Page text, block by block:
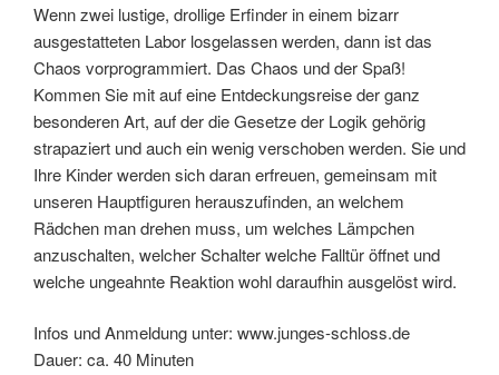
Wenn zwei lustige, drollige Erfinder in einem bizarr
ausgestatteten Labor losgelassen werden, dann ist das
Chaos vorprogrammiert. Das Chaos und der Spaß!
Kommen Sie mit auf eine Entdeckungsreise der ganz
besonderen Art, auf der die Gesetze der Logik gehörig
strapaziert und auch ein wenig verschoben werden. Sie und
Ihre Kinder werden sich daran erfreuen, gemeinsam mit
unseren Hauptfiguren herauszufinden, an welchem
Rädchen man drehen muss, um welches Lämpchen
anzuschalten, welcher Schalter welche Falltür öffnet und
welche ungeahnte Reaktion wohl daraufhin ausgelöst wird.
Infos und Anmeldung unter: www.junges-schloss.de
Dauer: ca. 40 Minuten